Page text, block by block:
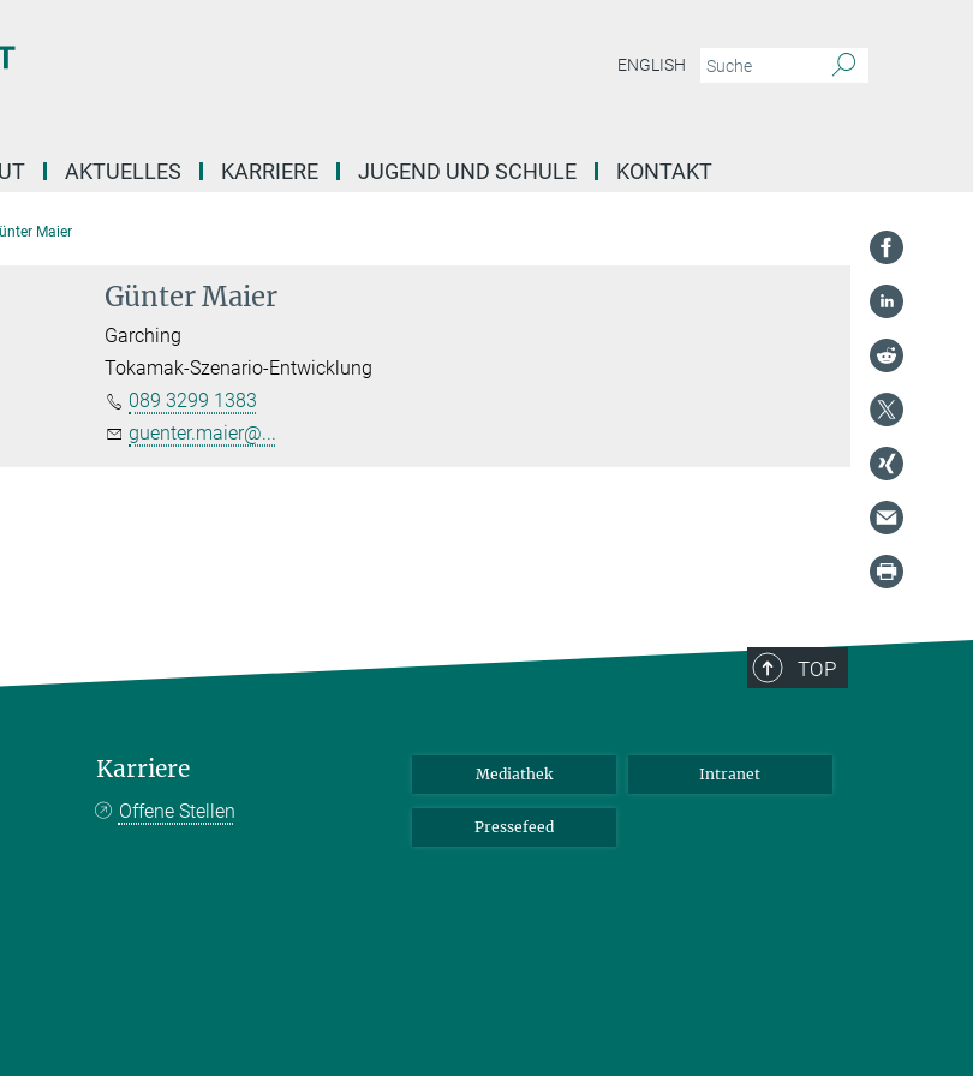
ENGLISH
AKTUELLES KARRIERE JUGEND UND SCHULE KONTAKT
Maier
Günter Maier
Garching
Tokamak-Szenario-Entwicklung
089 3299 1383
guenter.maier@...
TOP
Karriere
Offene Stellen
Mediathek Intranet
Pressefeed